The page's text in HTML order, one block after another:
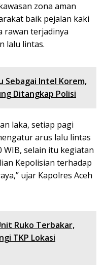
zona aman
baik pejalan kaki
rawan terjadinya
lalu lintas.
Sebagai Intel Korem,
Ditangkap Polisi
laka, setiap pagi
arus lalu lintas
WIB, selain itu kegiatan
Kepolisian terhadap
ujar Kapolres Aceh
Ruko Terbakar,
TKP Lokasi